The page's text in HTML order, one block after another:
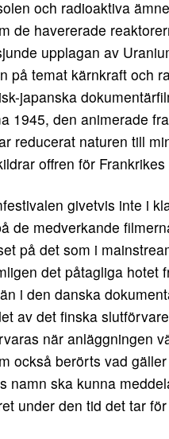
och radioaktiva
de havererade
upplagan av
på temat kärnkraft och
japanska
1945, den animerade
reducerat naturen till
offren för
givetvis inte i
de medverkande
på det som i
det påtagliga hotet
i den danska
av det finska
när anläggningen
också berörts vad
namn ska kunna
under den tid det tar